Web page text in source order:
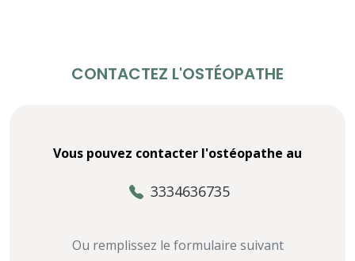
CONTACTEZ L'OSTÉOPATHE
Vous pouvez contacter l'ostéopathe au
3334636735
Ou remplissez le formulaire suivant